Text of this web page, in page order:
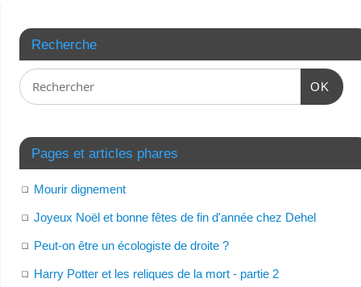
Recherche
OK
Pages et articles phares
Mourir dignement
Joyeux Noël et bonne fêtes de fin d'année chez Dehel
Peut-on être un écologiste de droite ?
Harry Potter et les reliques de la mort - partie 2